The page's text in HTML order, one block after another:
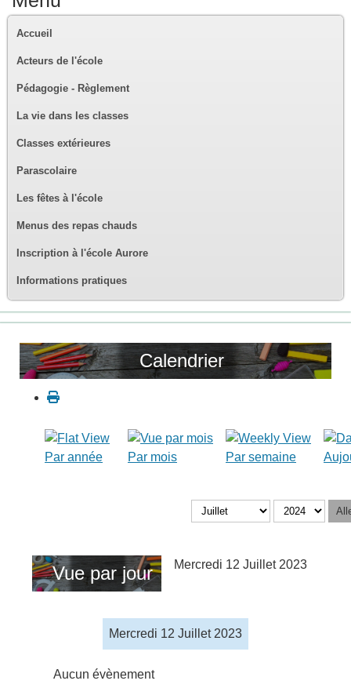
Accueil
Acteurs de l'école
Pédagogie - Règlement
La vie dans les classes
Classes extérieures
Parascolaire
Les fêtes à l'école
Menus des repas chauds
Inscription à l'école Aurore
Informations pratiques
Calendrier
Par année Par mois Par semaine
Vue par jour Mercredi 12 Juillet 2023
Mercredi 12 Juillet 2023
Aucun évènement